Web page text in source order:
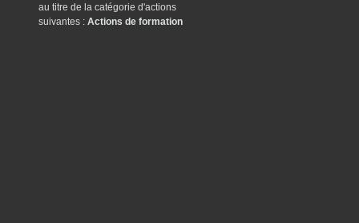
au titre de la catégorie d'actions
suivantes : Actions de formation